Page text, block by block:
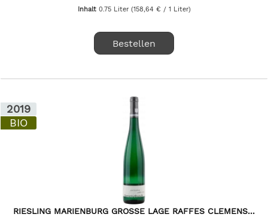
Inhalt 0.75 Liter (158,64 € / 1 Liter)
Bestellen
2019
BIO
RIESLING MARIENBURG GROSSE LAGE RAFFES CLEMENS...